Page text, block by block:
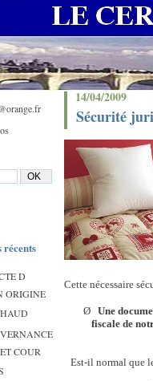
récents
D
ORIGINE
COUR
14/04/2009
Sécurité
Cette nécessaire
Ø Une
fiscale de
Est-il normal que